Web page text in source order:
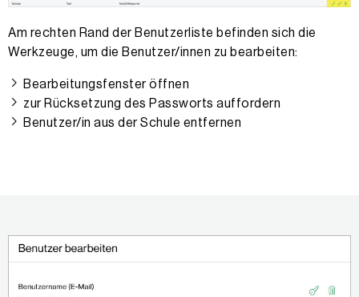
Am rechten Rand der Benutzerliste befinden sich die
Werkzeuge, um die Benutzer/innen zu bearbeiten:
Bearbeitungsfenster öffnen
zur Rücksetzung des Passworts auffordern
Benutzer/in aus der Schule entfernen